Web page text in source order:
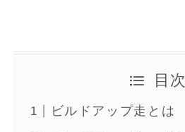
目次
ビルドアップ走とは